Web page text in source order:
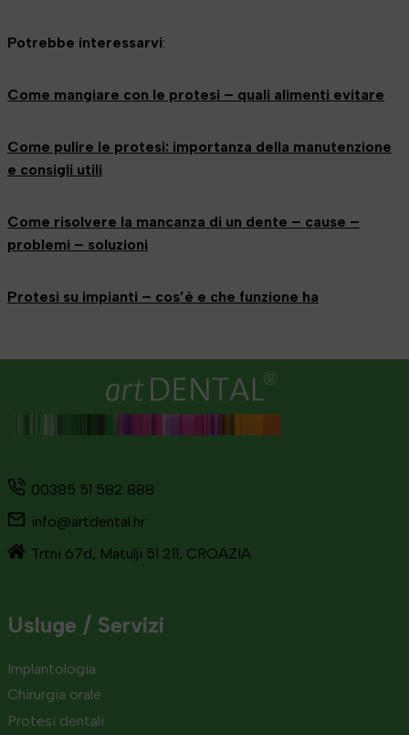
Potrebbe interessarvi:
Come mangiare con le protesi – quali alimenti evitare
Come pulire le protesi: importanza della manutenzione
e consigli utili
Come risolvere la mancanza di un dente – cause –
problemi – soluzioni
Protesi su impianti – cos’è e che funzione ha
00385 51 582 888
info@artdental.hr
Trtni 67d, Matulji 51 211, CROAZIA
Usluge / Servizi
Implantologia
Chirurgia orale
Protesi dentali